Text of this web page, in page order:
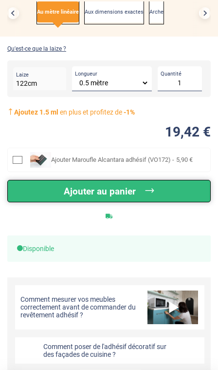
Au mètre linéaire Aux dimensions exactes Arche
Qu'est-ce que la laize ?
Laize
122cm
Longueur Quantité
Ajoutez 1.5ml en plus et profitez de-1%
19,42 €
Ajouter Maroufle Alcantara adhésif (VO172) - 5,90 €
Ajouter au panier
Disponible
Comment mesurer vos meubles
correctement avant de commander du
revêtement adhésif ?
Comment poser de l'adhésif décoratif sur
des façades de cuisine ?